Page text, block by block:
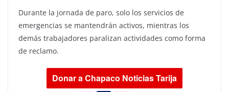
Durante la jornada de paro, solo los servicios de
emergencias se mantendrán activos, mientras los
demás trabajadores paralizan actividades como forma
de reclamo.